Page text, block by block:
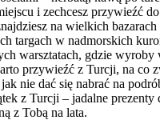
i zechcesz przywieźć
na wielkich bazarach
targach w nadmorskich
warsztatach, gdzie wyroby
przywieźć z Turcji, na co
nie dać się nabrać na
z Turcji – jadalne prezenty
z Tobą na lata.